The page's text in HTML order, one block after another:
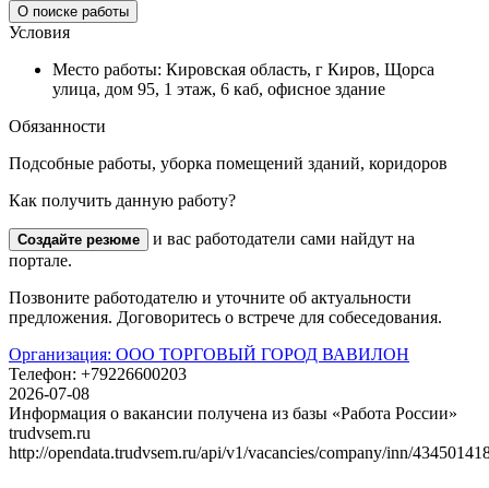
О поиске работы
Условия
Место работы: Кировская область, г Киров, Щорса
улица, дом 95, 1 этаж, 6 каб, офисное здание
Обязанности
Подсобные работы, уборка помещений зданий, коридоров
Как получить данную работу?
Создайте резюме
и вас работодатели сами найдут на
портале.
Позвоните работодателю и уточните об актуальности
предложения. Договоритесь о встрече для собеседования.
Организация: ООО ТОРГОВЫЙ ГОРОД ВАВИЛОН
Телефон: +79226600203
2026-07-08
Информация о вакансии получена из базы «Работа России»
trudvsem.ru
http://opendata.trudvsem.ru/api/v1/vacancies/company/inn/